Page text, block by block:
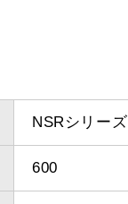
NSRシリーズ
600